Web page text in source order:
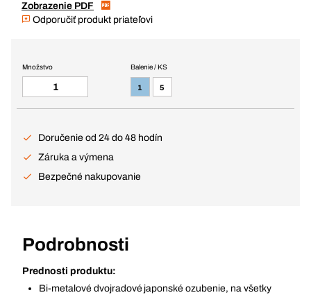
Zobrazenie PDF
Odporučiť produkt priateľovi
Balenie / KS
1 5
Množstvo
Doručenie od 24 do 48 hodín
Záruka a výmena
Bezpečné nakupovanie
Podrobnosti
Prednosti produktu:
Bi-metalové dvojradové japonské ozubenie, na všetky